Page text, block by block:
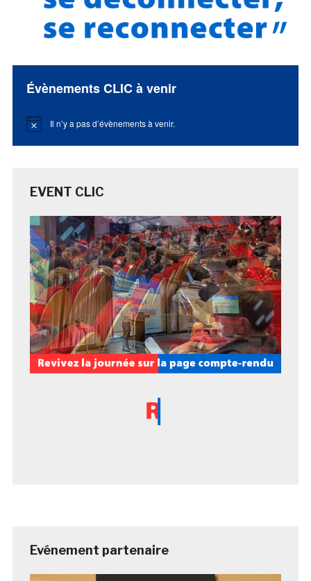
Évènements CLIC à venir
Notice Il n’y a pas d’évènements à venir.
EVENT CLIC
Evénement partenaire